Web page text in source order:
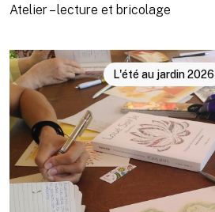
Atelier – lecture et bricolage
L'été au jardin 2026